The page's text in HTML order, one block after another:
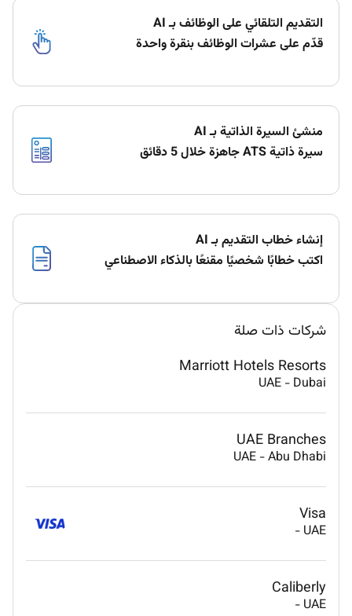
التقديم التلقائي على الوظائف بـ AI
قدّم على عشرات الوظائف بنقرة واحدة
منشئ السيرة الذاتية بـ AI
سيرة ذاتية ATS جاهزة خلال 5 دقائق
إنشاء خطاب التقديم بـ AI
اكتب خطابًا شخصيًا مقنعًا بالذكاء الاصطناعي
شركات ذات صلة
Marriott Hotels Resorts
UAE - Dubai
UAE Branches
UAE -Abu Dhabi
Visa
UAE
-
Caliberly
UAE
-